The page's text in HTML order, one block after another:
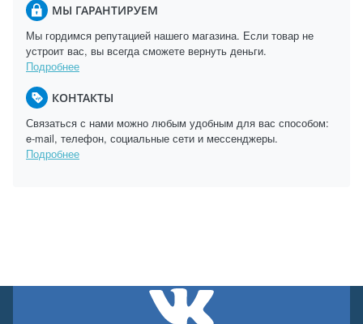
МЫ ГАРАНТИРУЕМ
Мы гордимся репутацией нашего магазина. Если товар не
устроит вас, вы всегда сможете вернуть деньги.
Подробнее
КОНТАКТЫ
Связаться с нами можно любым удобным для вас способом:
e-mail, телефон, социальные сети и мессенджеры.
Подробнее